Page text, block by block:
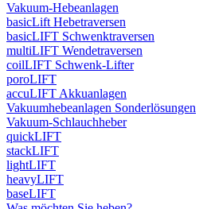
Vakuum-Hebeanlagen
basicLift Hebetraversen
basicLIFT Schwenktraversen
multiLIFT Wendetraversen
coilLIFT Schwenk-Lifter
poroLIFT
accuLIFT Akkuanlagen
Vakuumhebeanlagen Sonderlösungen
Vakuum-Schlauchheber
quickLIFT
stackLIFT
lightLIFT
heavyLIFT
baseLIFT